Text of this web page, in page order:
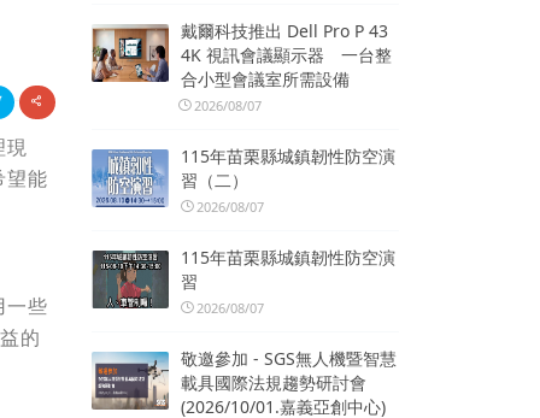
現
望能
一些
的
戴爾科技推出 Dell Pro P 43
4K 視訊會議顯示器 一台整
合小型會議室所需設備
2026/08/07
115年苗栗縣城鎮韌性防空演
習（二）
2026/08/07
115年苗栗縣城鎮韌性防空演
習
2026/08/07
敬邀參加 - SGS無人機暨智慧
載具國際法規趨勢研討會
(2026/10/01.嘉義亞創中心)